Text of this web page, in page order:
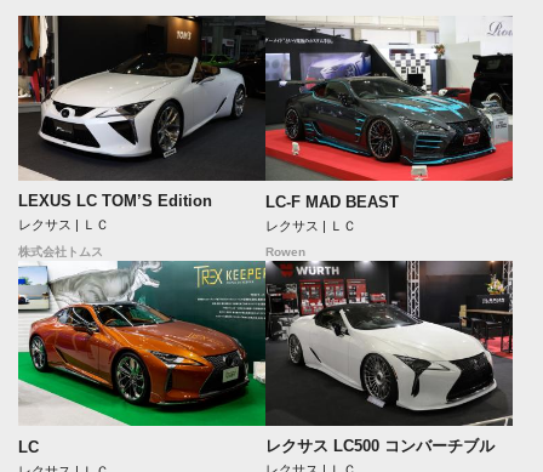
LEXUS LC TOM’S Edition
レクサス | ＬＣ
株式会社トムス
LC-F MAD BEAST
レクサス | ＬＣ
Rowen
LC レクサス LC500 コンバーチブル